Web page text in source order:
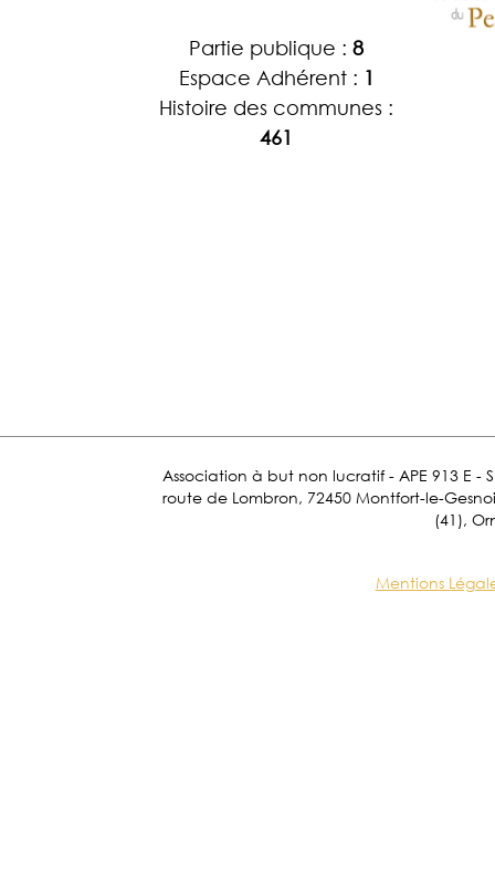
Partie publique : 8
Espace Adhérent : 1
Histoire des communes :
461
Association à but non lucratif - APE 913 E -
route de Lombron, 72450 Montfort-le-
(41),
Mentions